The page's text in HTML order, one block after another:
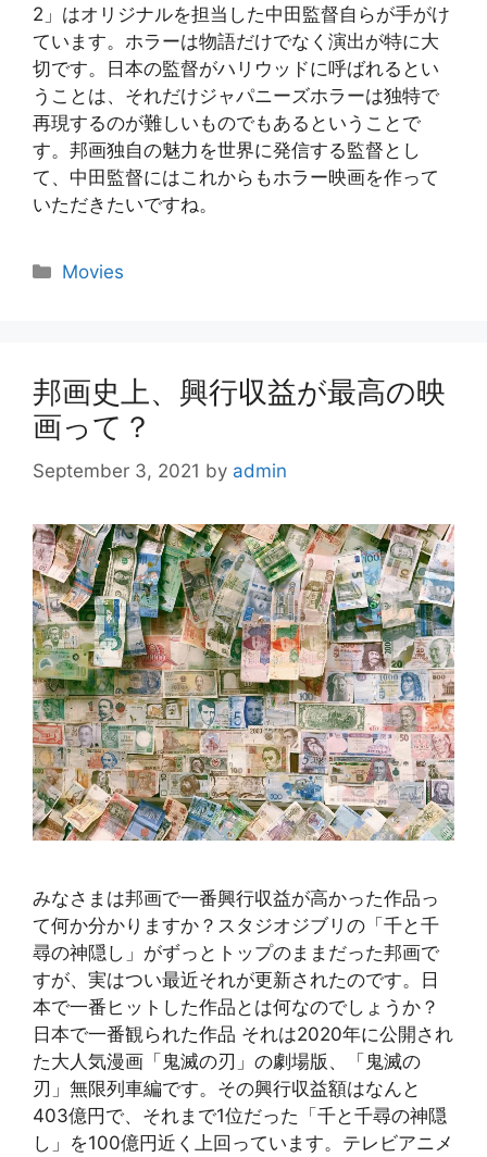
2」はオリジナルを担当した中田監督自らが手がけ
ています。ホラーは物語だけでなく演出が特に大
切です。日本の監督がハリウッドに呼ばれるとい
うことは、それだけジャパニーズホラーは独特で
再現するのが難しいものでもあるということで
す。邦画独自の魅力を世界に発信する監督とし
て、中田監督にはこれからもホラー映画を作って
いただきたいですね。
Categories
Movies
邦画史上、興行収益が最高の映
画って？
September 3, 2021 by admin
みなさまは邦画で一番興行収益が高かった作品っ
て何か分かりますか？スタジオジブリの「千と千
尋の神隠し」がずっとトップのままだった邦画で
すが、実はつい最近それが更新されたのです。日
本で一番ヒットした作品とは何なのでしょうか？
日本で一番観られた作品 それは2020年に公開され
た大人気漫画「鬼滅の刃」の劇場版、「鬼滅の
刃」無限列車編です。その興行収益額はなんと
403億円で、それまで1位だった「千と千尋の神隠
し」を100億円近く上回っています。テレビアニメ